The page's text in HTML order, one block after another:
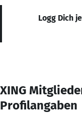
Logg Dich
XING
Profilangaben